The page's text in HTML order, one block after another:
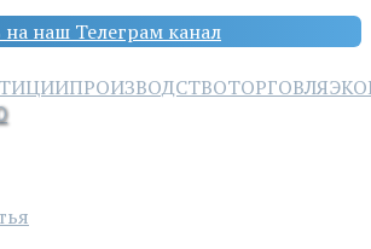
наш Телеграм канал
ПРОИЗВОДСТВОТОРГОВЛЯ